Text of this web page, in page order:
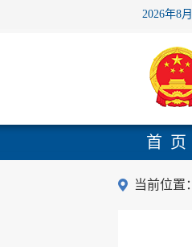
2026年8
首 页
当前位置